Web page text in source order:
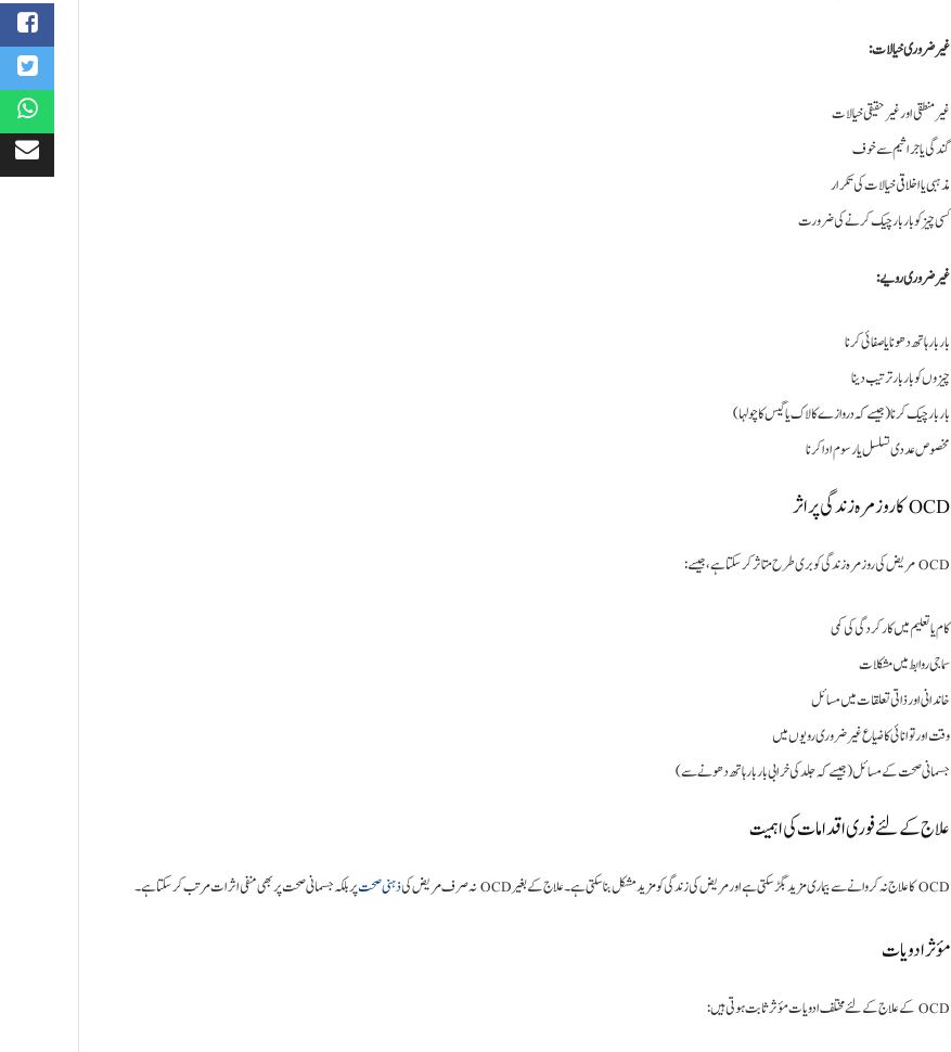
غیر ضروری خیالات:
غیر منطقی اور غیر حقیقی خیالات
گندگی یا جراثیم سے خوف
مذہبی یا اخلاقی خیالات کی تکرار
کسی چیز کو بار بار چیک کرنے کی ضرورت
غیر ضروری رویے:
بار بار ہاتھ دھونا یا صفائی کرنا
چیزوں کو بار بار ترتیب دینا
بار بار چیک کرنا (جیسے کہ دروازے کا لاک یا گیس کا چولہا)
مخصوص عددی تسلسل یا رسوم ادا کرنا
OCD کا روزمرہ زندگی پر اثر
OCD مریض کی روزمرہ زندگی کو بری طرح متاثر کر سکتا ہے، جیسے:
کام یا تعلیم میں کارکردگی کی کمی
سماجی روابط میں مشکلات
خاندانی اور ذاتی تعلقات میں مسائل
وقت اور توانائی کا ضیاع غیر ضروری رویوں میں
جسمانی صحت کے مسائل (جیسے کہ جلد کی خرابی بار بار ہاتھ دھونے سے)
علاج کے لئے فوری اقدامات کی اہمیت
OCD کا علاج نہ کروانے سے بیماری مزید بگڑ سکتی ہے اور مریض کی زندگی کو مزید مشکل بنا سکتی ہے۔ علاج کے بغیر OCD نہ صرف مریض کی ذہنی صحتپر بلکہ جسمانی صحت پر بھی منفی اثرات مرتب کر سکتا ہے۔
مؤثر ادویات
OCD کے علاج کے لئے مختلف ادویات مؤثر ثابت ہوتی ہیں: